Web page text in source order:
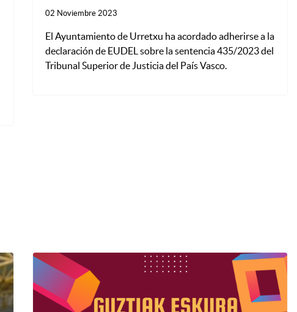
02 Noviembre 2023
El Ayuntamiento de Urretxu ha acordado adherirse a la
declaración de EUDEL sobre la sentencia 435/2023 del
Tribunal Superior de Justicia del País Vasco.